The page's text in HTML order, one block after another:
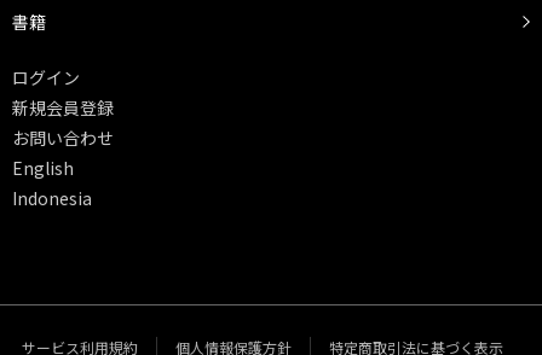
書籍
ログイン
新規会員登録
お問い合わせ
English
Indonesia
サービス利用規約 個人情報保護方針 特定商取引法に基づく表示